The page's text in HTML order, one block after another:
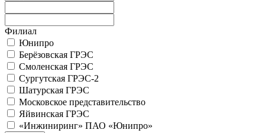
Филиал
Юнипро
Берёзовская ГРЭС
Смоленская ГРЭС
Сургутская ГРЭС-2
Шатурская ГРЭС
Московское представительство
Яйвинская ГРЭС
«Инжиниринг» ПАО «Юнипро»